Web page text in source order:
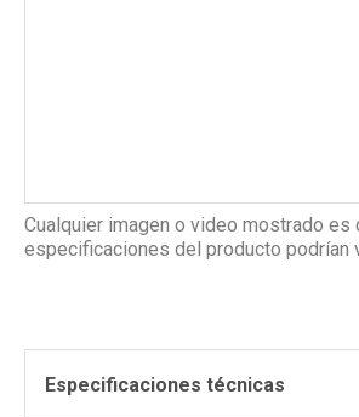
Cualquier imagen o video mostrado
especificaciones del producto podrían
Especificaciones técnicas